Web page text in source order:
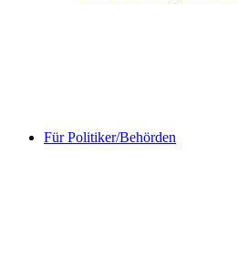
Für Politiker/Behörden